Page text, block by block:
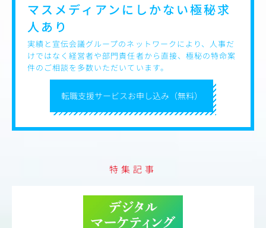
・東海地方最大級の医療法人のコーポレートサイト制作
・千葉県内有数の鉄鋼メーカーのコーポレートサイト制作
■自治体関係のプロジェクト
・岐阜県への移住者を増やすためのポータルサイト制作
・ぎふメディアコスモスが運営する岐阜市のシビックプラ
イドを醸成するためのサイト制作
・高山の観光拠点でもある「高山陣屋」のブランドサイト
・関ケ原にオープンした「岐阜関ケ原古戦場記念館」のサ
・岐阜市に新しくオープンした子供向け施設「ぎふ木遊
・岐阜県瑞浪市にある科学館「サイエンスワールド」のサ
・岐阜県各務原市で人気のハイウェイオアシス「オアシス
パーク」のサイト制作および新規事業立ち上げ
・長野県の介護関係の上場企業のコーポレート＆IRサイト
転職支援サービスお申し込み（無料）
マスメディアンにしかない極秘求
人あり
実績と宣伝会議グループのネットワークにより、人事だ
けではなく経営者や部門責任者から直接、極秘の特命案
件のご相談を多数いただいています。
特集記事